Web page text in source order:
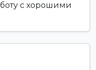
с хорошими